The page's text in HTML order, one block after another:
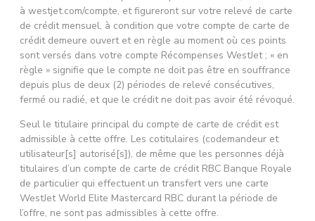
à westjet.com/compte, et figureront sur votre relevé de carte
de crédit mensuel, à condition que votre compte de carte de
crédit demeure ouvert et en règle au moment où ces points
sont versés dans votre compte Récompenses WestJet ; « en
règle » signifie que le compte ne doit pas être en souffrance
depuis plus de deux (2) périodes de relevé consécutives,
fermé ou radié, et que le crédit ne doit pas avoir été révoqué.
Seul le titulaire principal du compte de carte de crédit est
admissible à cette offre. Les cotitulaires (codemandeur et
utilisateur[s] autorisé[s]), de même que les personnes déjà
titulaires d’un compte de carte de crédit RBC Banque Royale
de particulier qui effectuent un transfert vers une carte
WestJet World Elite Mastercard RBC durant la période de
l’offre, ne sont pas admissibles à cette offre.